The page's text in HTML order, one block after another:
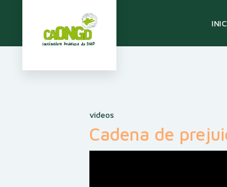
videos
Cadena de